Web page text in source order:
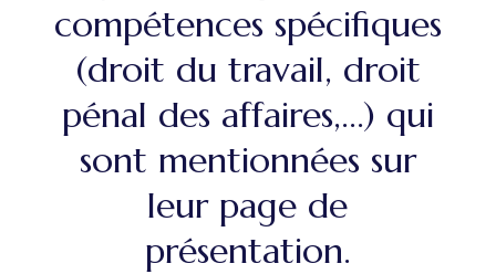
compétences spécifiques
(droit du travail, droit
pénal des affaires,...) qui
sont mentionnées sur
leur page de
présentation.